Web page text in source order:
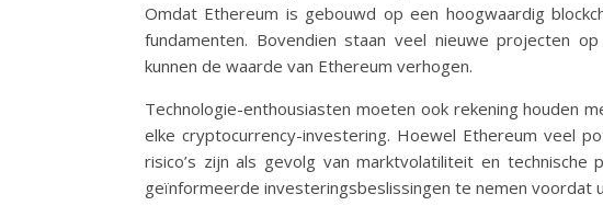
Omdat Ethereum is gebouwd op een hoogwaardig
fundamenten. Bovendien staan ​​veel nieuwe projecten
kunnen de waarde van Ethereum verhogen.
Technologie-enthousiasten moeten ook rekening houden
elke cryptocurrency-investering. Hoewel Ethereum veel
risico’s zijn als gevolg van marktvolatiliteit en
geïnformeerde investeringsbeslissingen te nemen voordat